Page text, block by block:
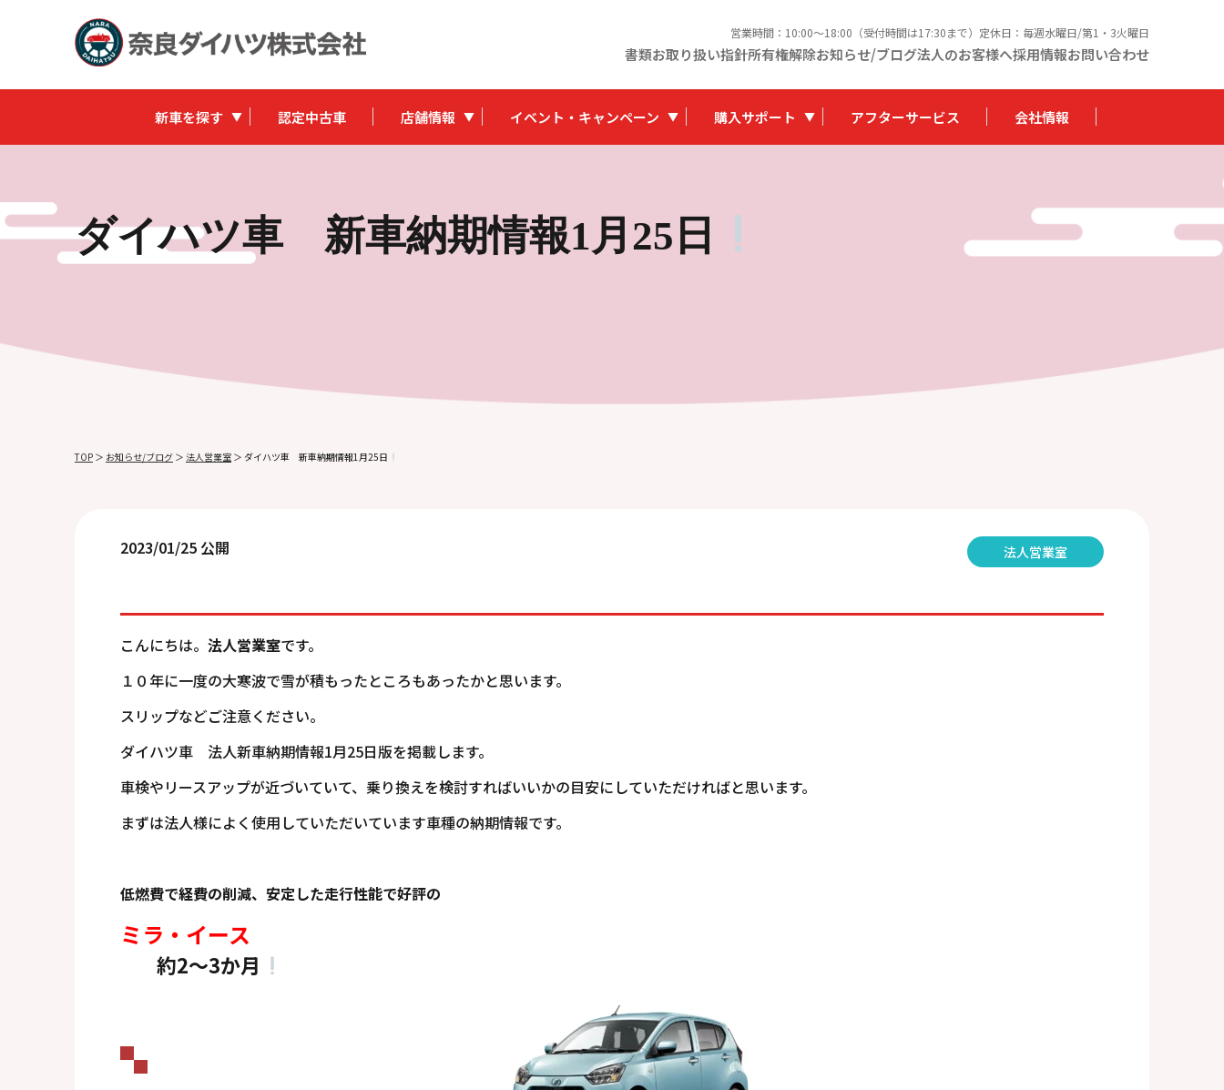
営業時間：10:00〜18:00（受付時間は17:30まで）定休日：毎週水曜日/第1・3火曜日
書類お取り扱い指針所有権解除お知らせ/ブログ法人のお客様へ採用情報お問い合わせ
新車を探す 認定中古車 店舗情報 イベント・キャンペーン 購入サポート アフターサービス 会社情報
ダイハツ車 新車納期情報1月25日
TOP ＞ お知らせ/ブログ ＞ 法人営業室 ＞ ダイハツ車 新車納期情報1月25日
2023/01/25 公開 法人営業室
こんにちは。 法人営業室です。
１０年に一度の大寒波で雪が積もったところもあったかと思います。
スリップなどご注意ください。
ダイハツ車 法人新車納期情報1月25日版を掲載します。
車検やリースアップが近づいていて、乗り換えを検討すればいいかの目安にしていただければと思います。
まずは法人様によく使用していただいています車種の納期情報です。
低燃費で経費の削減、安定した走行性能で好評の
ミラ・イース
約2～3か月